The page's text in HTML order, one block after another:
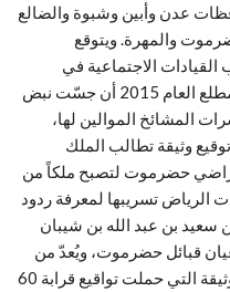
عدن وأبين وشبوة والضالع
والمهرة. ويتوقع
الاجتماعية في
صحراء حضرموت. فالرياض سبق لها مطلع العام 2015 أن جسّت نبض
المشائخ الموالين لها،
وثيقة تطالب الملك
حضرموت لتصبح ملكاً من
الرياض تسريبها لمعرفة ردود
سعيد بن عبد الله بن شيبان
قبائل حضرموت، ويُعدّ من
المشائخ الأكثر ولاءً للرياض. وأثارت الوثيقة التي حملت تواقيع قرابة 60